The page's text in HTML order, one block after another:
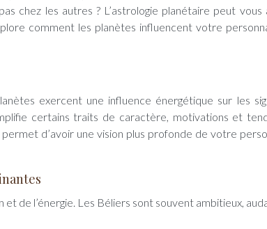
chez les autres ? L’astrologie planétaire peut vous
comment les planètes influencent votre
exercent une influence énergétique sur les
certains traits de caractère, motivations et
d’avoir une vision plus profonde de votre
et de l’énergie. Les Béliers sont souvent ambitieux,